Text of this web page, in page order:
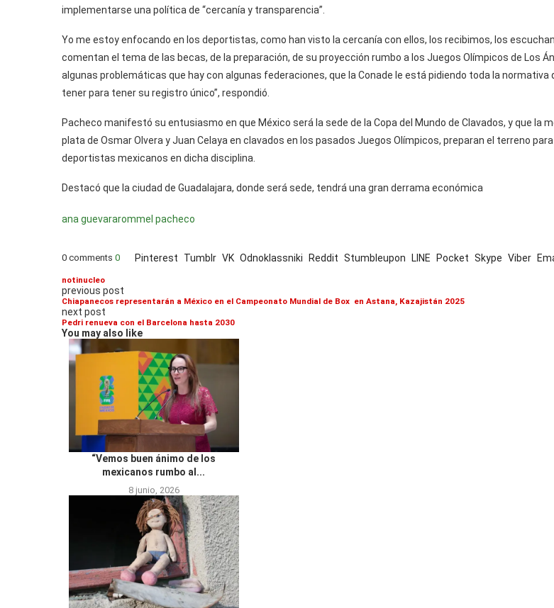
implementarse una política de “cercanía y transparencia”.
Yo me estoy enfocando en los deportistas, como han visto la cercanía con ellos, los recibimos, los
comentan el tema de las becas, de la preparación, de su proyección rumbo a los Juegos Olímpicos de Los
algunas problemáticas que hay con algunas federaciones, que la Conade le está pidiendo toda la normativa
tener para tener su registro único”, respondió.
Pacheco manifestó su entusiasmo en que México será la sede de la Copa del Mundo de Clavados, y que la
plata de Osmar Olvera y Juan Celaya en clavados en los pasados Juegos Olímpicos, preparan el terreno
deportistas mexicanos en dicha disciplina.
Destacó que la ciudad de Guadalajara, donde será sede, tendrá una gran derrama económica
ana guevararommel pacheco
0 comments 0 Pinterest Tumblr VK Odnoklassniki Reddit Stumbleupon LINE Pocket Skype Viber
notinucleo
previous post
Chiapanecos representarán a México en el Campeonato Mundial de Box en Astana, Kazajistán 2025
next post
Pedri renueva con el Barcelona hasta 2030
You may also like
“Vemos buen ánimo de los
mexicanos rumbo al...
8 junio, 2026